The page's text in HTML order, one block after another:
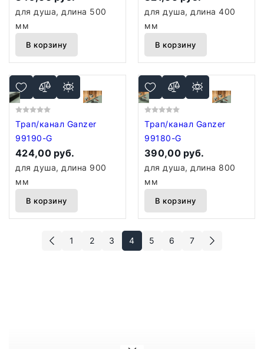
для душа, длина 500
мм
В корзину
для душа, длина 400
мм
В корзину
Трап/канал Ganzer
99190-G
424,00 руб.
для душа, длина 900
мм
В корзину
Трап/канал Ganzer
99180-G
390,00 руб.
для душа, длина 800
мм
В корзину
1 2 3 4 5 6 7
безбарьерный доступ. Идеально подходят для современных